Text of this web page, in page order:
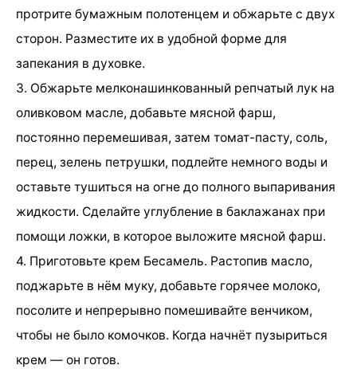
протрите бумажным полотенцем и обжарьте с двух
сторон. Разместите их в удобной форме для
запекания в духовке.
3. Обжарьте мелконашинкованный репчатый лук на
оливковом масле, добавьте мясной фарш,
постоянно перемешивая, затем томат-пасту, соль,
перец, зелень петрушки, подлейте немного воды и
оставьте тушиться на огне до полного выпаривания
жидкости. Сделайте углубление в баклажанах при
помощи ложки, в которое выложите мясной фарш.
4. Приготовьте крем Бесамель. Растопив масло,
поджарьте в нём муку, добавьте горячее молоко,
посолите и непрерывно помешивайте венчиком,
чтобы не было комочков. Когда начнёт пузыриться
крем — он готов.